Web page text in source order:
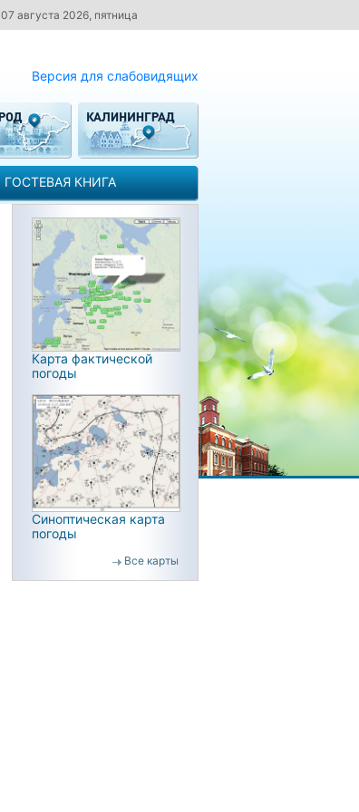
07 августа 2026, пятница
Версия для слабовидящих
ГОСТЕВАЯ КНИГА
Карта фактической
погоды
Синоптическая карта
погоды
Все карты